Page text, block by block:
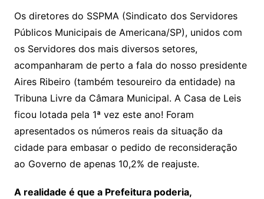
at
s
A
p
p
c
e
b
o
o
k
itt
er
p
y
Li
n
k
ar
e
Os diretores do SSPMA (Sindicato dos Servidores
Públicos Municipais de Americana/SP), unidos com
os Servidores dos mais diversos setores,
acompanharam de perto a fala do nosso presidente
Aires Ribeiro (também tesoureiro da entidade) na
Tribuna Livre da Câmara Municipal. A Casa de Leis
ficou lotada pela 1ª vez este ano! Foram
apresentados os números reais da situação da
cidade para embasar o pedido de reconsideração
ao Governo de apenas 10,2% de reajuste.
A realidade é que a Prefeitura poderia,